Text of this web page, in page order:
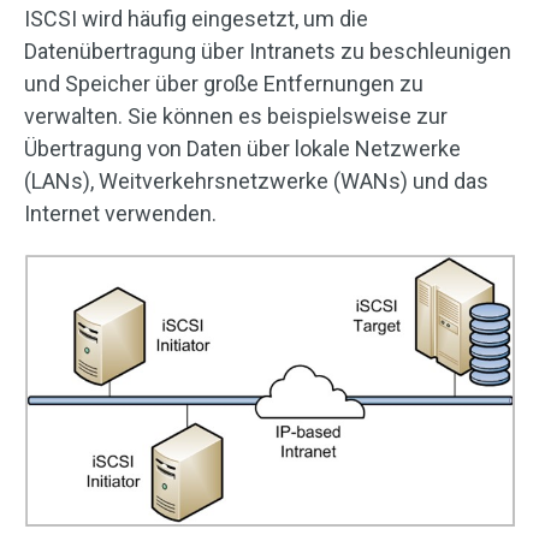
ISCSI wird häufig eingesetzt, um die
Datenübertragung über Intranets zu beschleunigen
und Speicher über große Entfernungen zu
verwalten. Sie können es beispielsweise zur
Übertragung von Daten über lokale Netzwerke
(LANs), Weitverkehrsnetzwerke (WANs) und das
Internet verwenden.